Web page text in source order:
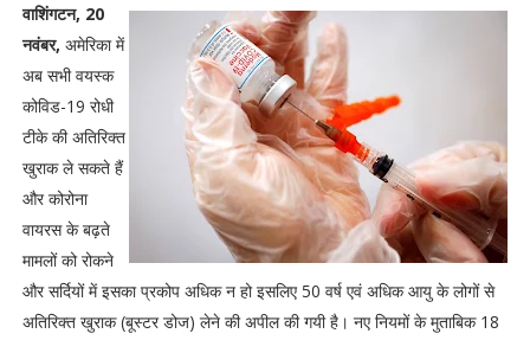
वाशिंगटन, 20
नवंबर, अमेरिका में
अब सभी वयस्क
कोविड-19 रोधी
टीके की अतिरिक्त
खुराक ले सकते हैं
और कोरोना
वायरस के बढ़ते
मामलों को रोकने
और सर्दियों में इसका प्रकोप अधिक न हो इसलिए 50 वर्ष एवं अधिक आयु के लोगों से
अतिरिक्त खुराक (बूस्टर डोज) लेने की अपील की गयी है। नए नियमों के मुताबिक 18